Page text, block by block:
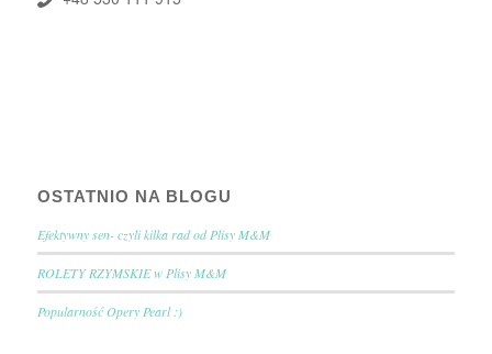
OSTATNIO NA BLOGU
Efektywny sen- czyli kilka rad od Plisy M&M
ROLETY RZYMSKIE w Plisy M&M
Popularność Opery Pearl :)